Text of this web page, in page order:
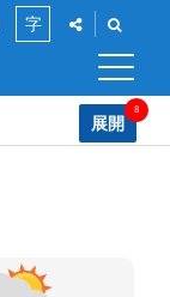
字
開
「社
將
開
「搜
展開
8